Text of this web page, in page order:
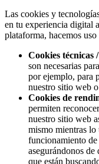
Las cookies y
en tu experiencia digital
plataforma, hacemos
Cookies técnicas
son necesarias
por ejemplo, para
nuestro sitio web
Cookies de
permiten
nuestro sitio web
mismo mientras lo
funcionamiento
asegurándonos
que están